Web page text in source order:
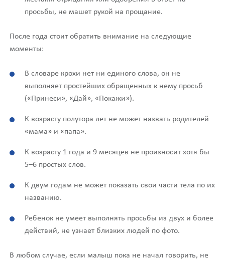
просьбы, не машет рукой на прощание.
После года стоит обратить внимание на следующие
моменты:
В словаре крохи нет ни единого слова, он не
выполняет простейших обращенных к нему просьб
(«Принеси», «Дай», «Покажи»).
К возрасту полутора лет не может назвать родителей
«мама» и «папа».
К возрасту 1 года и 9 месяцев не произносит хотя бы
5–6 простых слов.
К двум годам не может показать свои части тела по их
названию.
Ребенок не умеет выполнять просьбы из двух и более
действий, не узнает близких людей по фото.
В любом случае, если малыш пока не начал говорить, не